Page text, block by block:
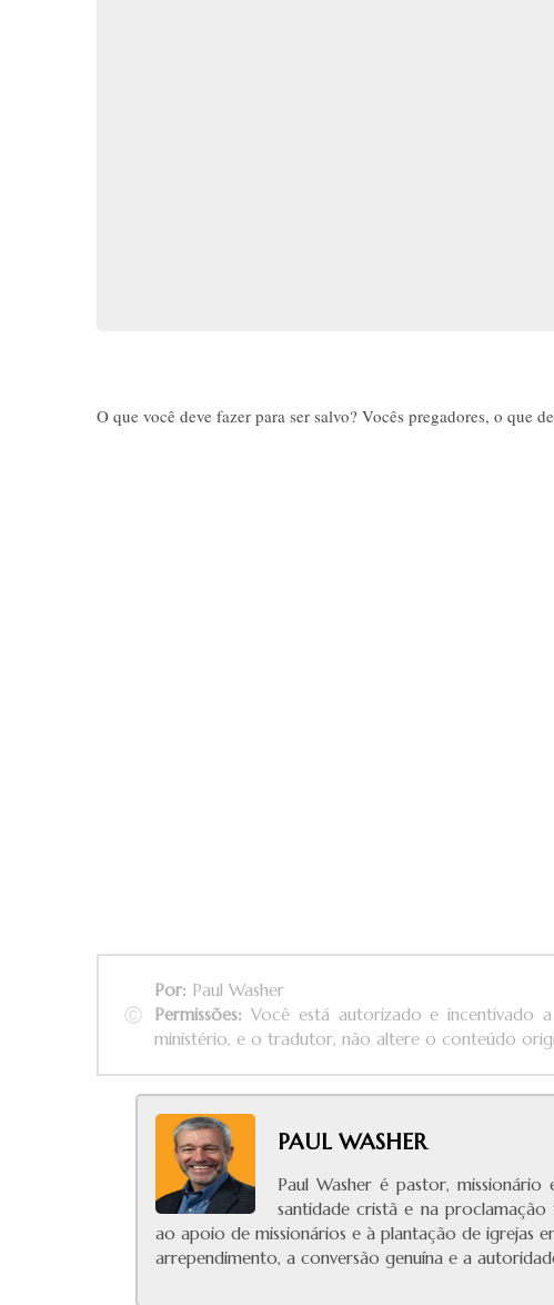
O que você deve fazer para ser salvo? Vocês pregadores, o que
Por: Paul Washer
Permissões: Você está autorizado e incentivado
ministério, e o tradutor, não altere o conteúdo
PAUL WASHER
Paul Washer é pastor,
santidade cristã e na
ao apoio de missionários e à plantação de igrejas
arrependimento, a conversão genuína e a